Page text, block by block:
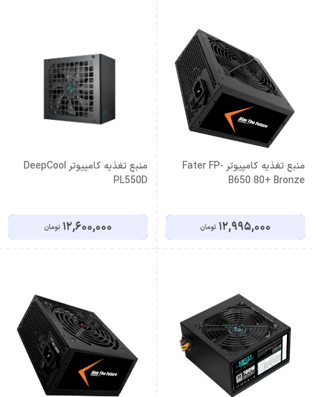
منبع تغذیه کامپیوتر Fater FP-
B650 80+ Bronze
12,995,000 تومان
منبع تغذیه کامپیوتر DeepCool
PL550D
12,600,000 تومان